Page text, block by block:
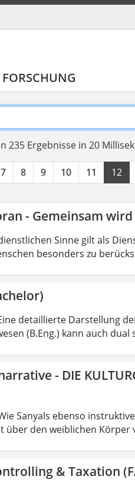
FORSCHUNG
235 Ergebnisse in 20
7 8 9 10 11 12
- Gemeinsam
Sinne gilt als
besonders zu
detaillierte Darstellung
(B.Eng.) kann auch
- DIE
Sanyals ebenso
über den weiblichen Körper
& Taxation